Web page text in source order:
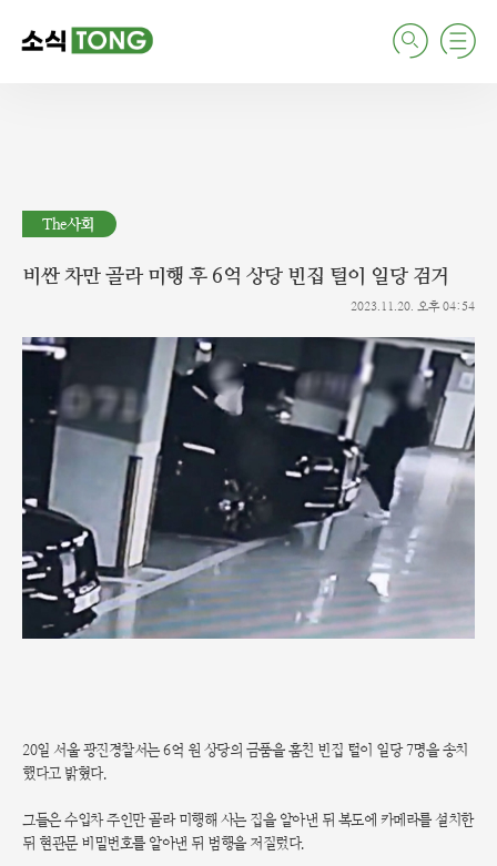
검
주
The사회
비싼 차만 골라 미행 후 6억 상당 빈집 털이 일당 검거
2023.11.20. 오후 04:54
20일 서울 광진경찰서는 6억 원 상당의 금품을 훔친 빈집 털이 일당 7명을 송치
했다고 밝혔다.
그들은 수입차 주인만 골라 미행해 사는 집을 알아낸 뒤 복도에 카메라를 설치한
뒤 현관문 비밀번호를 알아낸 뒤 범행을 저질렀다.